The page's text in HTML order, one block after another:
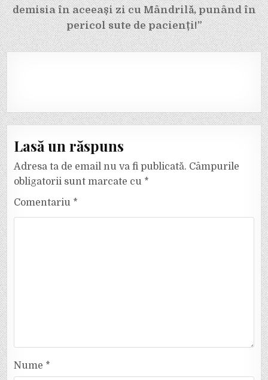
demisia în aceeași zi cu Mândrilă, punând în
pericol sute de pacienți!”
Lasă un răspuns
Adresa ta de email nu va fi publicată. Câmpurile
obligatorii sunt marcate cu *
Comentariu *
Nume *